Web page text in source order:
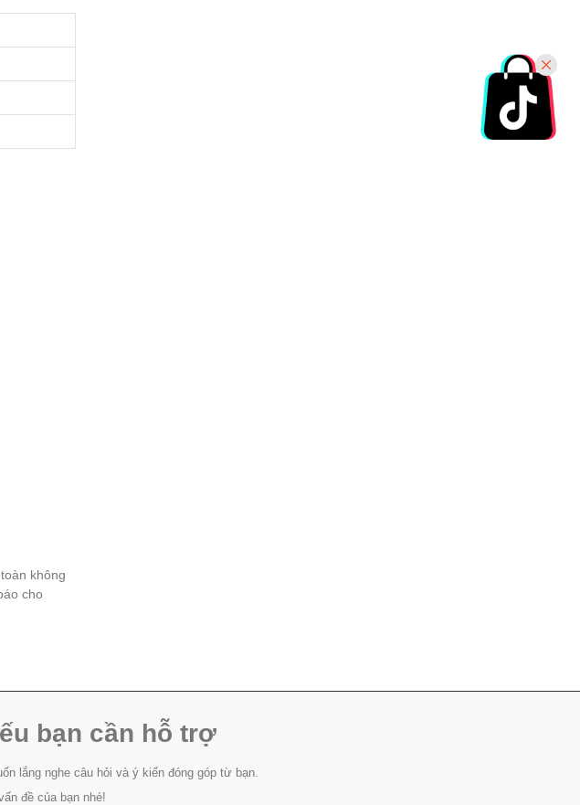
không
cho
bạn cần hỗ trợ
lắng nghe câu hỏi và ý kiến đóng góp từ bạn.
đề của bạn nhé!